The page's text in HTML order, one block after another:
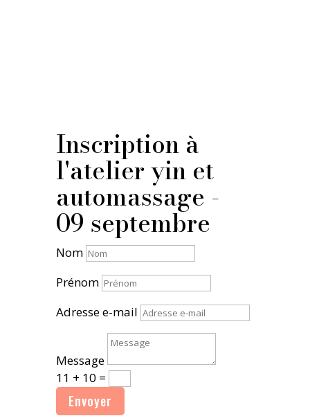
Inscription à
l'atelier yin et
automassage -
09 septembre
Nom
Prénom
Adresse e-mail
Message
11 + 10 =
Envoyer